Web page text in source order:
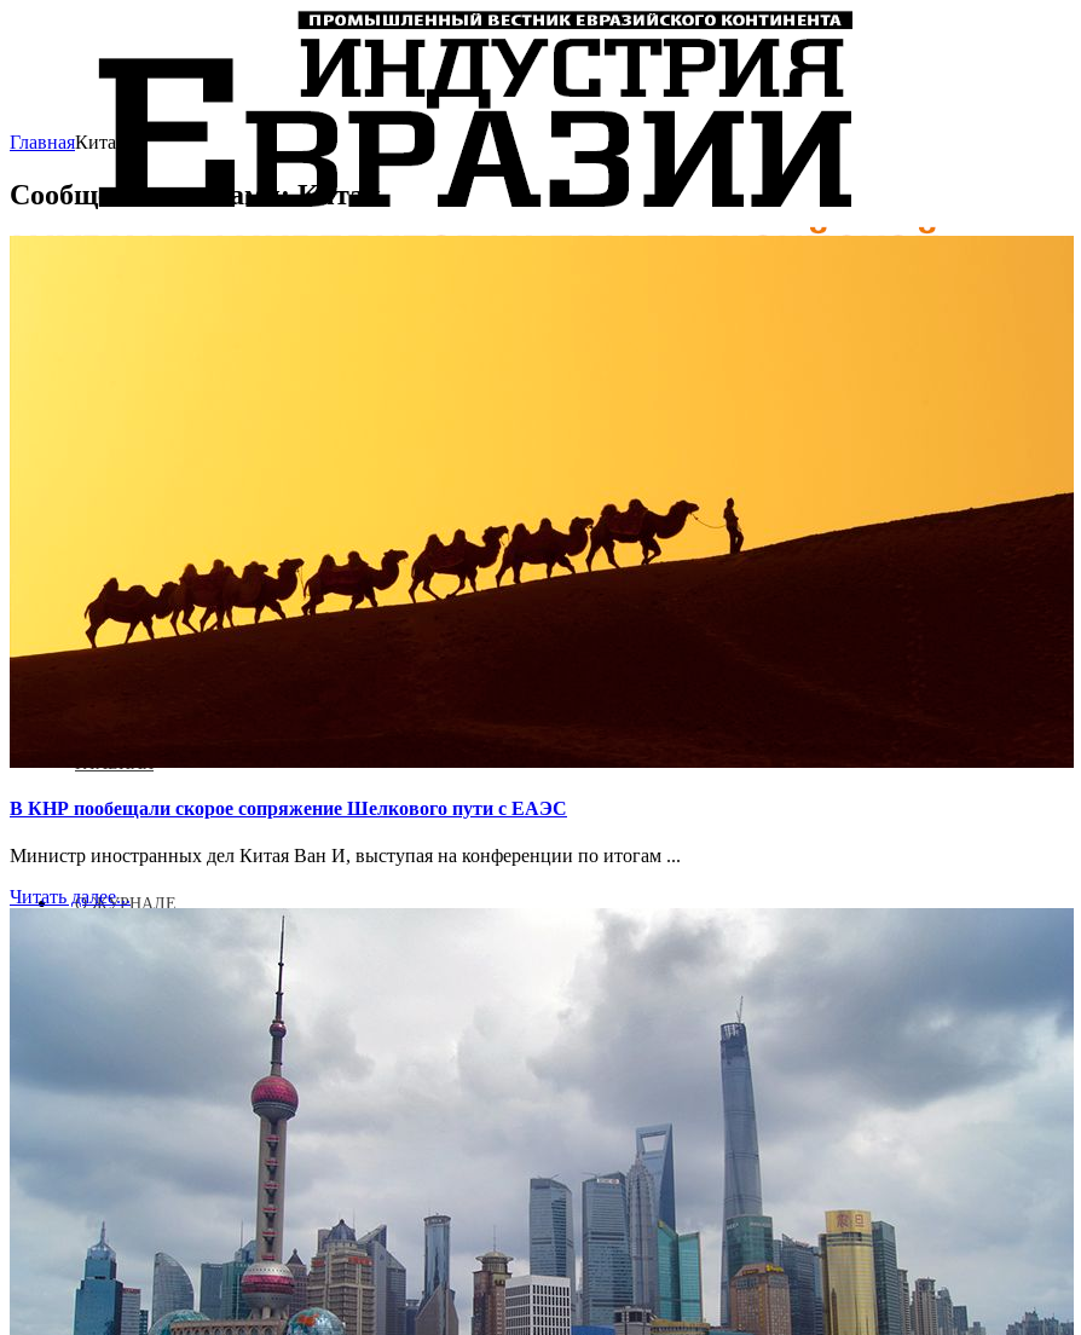
О ЖУРНАЛЕ
ИНТЕРВЬЮ
ГлавнаяКитай
Сообщения с тегами: Китай
В КНР пообещали скорое сопряжение Шелкового пути с ЕАЭС
Министр иностранных дел Китая Ван И, выступая на конференции по итогам ...
Читать далее...